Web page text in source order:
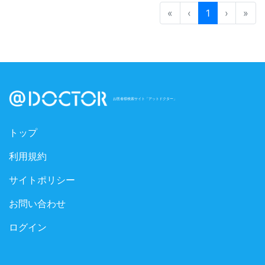
« ‹ 1 › »
お医者様検索サイト「アットドクター」
トップ
利用規約
サイトポリシー
お問い合わせ
ログイン